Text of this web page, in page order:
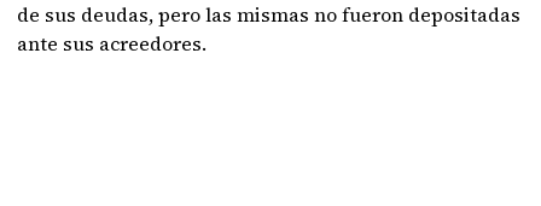
de sus deudas, pero las mismas no fueron depositadas
ante sus acreedores.